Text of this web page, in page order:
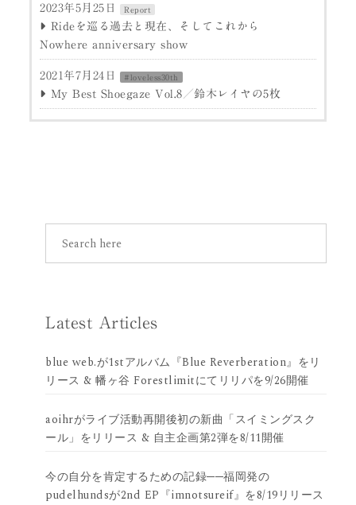
2023年5月25日 Report
Rideを巡る過去と現在、そしてこれから
Nowhere anniversary show
2021年7月24日 #loveless30th
My Best Shoegaze Vol.8／鈴木レイヤの5枚
Latest Articles
blue web.が1stアルバム『Blue Reverberation』をリ
リース & 幡ヶ谷 Forestlimitにてリリパを9/26開催
aoihrがライブ活動再開後初の新曲「スイミングスク
ール」をリリース & 自主企画第2弾を8/11開催
今の自分を肯定するための記録──福岡発の
pudelhundsが2nd EP『imnotsureif』を8/19リリース